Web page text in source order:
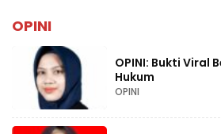
OPINI
OPINI: Bukti Viral
Hukum
OPINI